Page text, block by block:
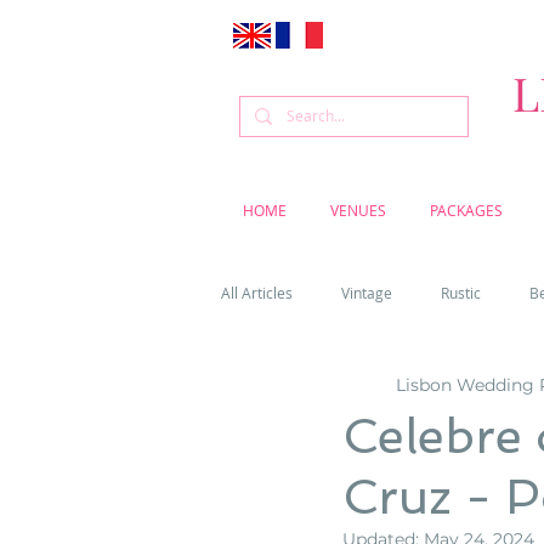
HOME VENUES PACKAGES
All Articles Vintage Rustic
Weddings Flowers
Cascais weddings DIY wedding
Celebre
Cruz -
Lisbon Wedding
Updated: May 24, 2024